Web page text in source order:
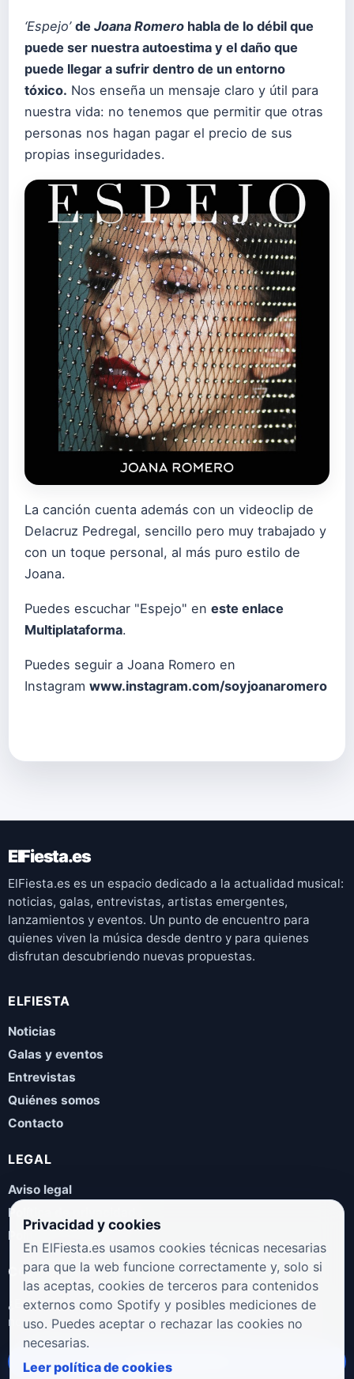
‘Espejo’ de Joana Romero habla de lo débil que
puede ser nuestra autoestima y el daño que
puede llegar a sufrir dentro de un entorno
tóxico. Nos enseña un mensaje claro y útil para
nuestra vida: no tenemos que permitir que otras
personas nos hagan pagar el precio de sus
propias inseguridades.
La canción cuenta además con un videoclip de
Delacruz Pedregal, sencillo pero muy trabajado y
con un toque personal, al más puro estilo de
Joana.
Puedes escuchar "Espejo" en este enlace
Multiplataforma.
Puedes seguir a Joana Romero en
Instagram www.instagram.com/soyjoanaromero
ElFiesta.es
ElFiesta.es es un espacio dedicado a la actualidad musical:
noticias, galas, entrevistas, artistas emergentes,
lanzamientos y eventos. Un punto de encuentro para
quienes viven la música desde dentro y para quienes
disfrutan descubriendo nuevas propuestas.
ELFIESTA
Noticias
Galas y eventos
Entrevistas
Quiénes somos
Contacto
LEGAL
Aviso legal
Política de privacidad
Política de cookies
COLABORA
¿Eres artista, manager, sello o promotor? Envíanos tus
novedades, galas, entrevistas o propuestas musicales.
Enviar propuesta
Privacidad y cookies
En ElFiesta.es usamos cookies técnicas necesarias
para que la web funcione correctamente y, solo si
las aceptas, cookies de terceros para contenidos
externos como Spotify y posibles mediciones de
uso. Puedes aceptar o rechazar las cookies no
necesarias.
Leer política de cookies